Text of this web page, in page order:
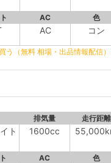
AC 色
AC コン
う（無料 相場・出品情報配信）
排気量 走行距離
ト 1600cc
AC 色